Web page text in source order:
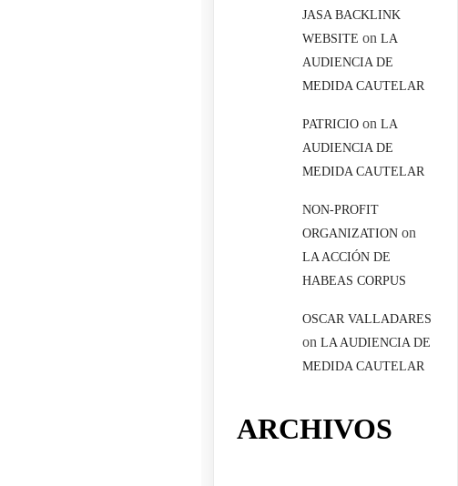
JASA BACKLINK
WEBSITE onLA
AUDIENCIA DE
MEDIDA CAUTELAR
PATRICIO onLA
AUDIENCIA DE
MEDIDA CAUTELAR
NON-PROFIT
ORGANIZATION on
LA ACCIÓN DE
HABEAS CORPUS
OSCAR VALLADARES
onLA AUDIENCIA DE
MEDIDA CAUTELAR
ARCHIVOS